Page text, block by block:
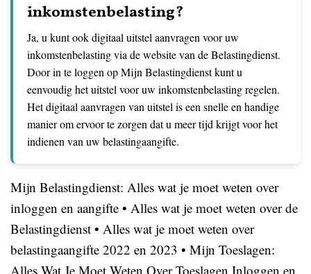
inkomstenbelasting?
Ja, u kunt ook digitaal uitstel aanvragen voor uw
inkomstenbelasting via de website van de Belastingdienst.
Door in te loggen op Mijn Belastingdienst kunt u
eenvoudig het uitstel voor uw inkomstenbelasting regelen.
Het digitaal aanvragen van uitstel is een snelle en handige
manier om ervoor te zorgen dat u meer tijd krijgt voor het
indienen van uw belastingaangifte.
Mijn Belastingdienst: Alles wat je moet weten over
inloggen en aangifte • Alles wat je moet weten over de
Belastingdienst • Alles wat je moet weten over
belastingaangifte 2022 en 2023 • Mijn Toeslagen:
Alles Wat Je Moet Weten Over Toeslagen Inloggen en